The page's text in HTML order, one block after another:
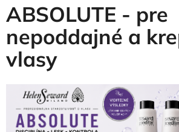
ABSOLUTE - pre
nepoddajné a
vlasy